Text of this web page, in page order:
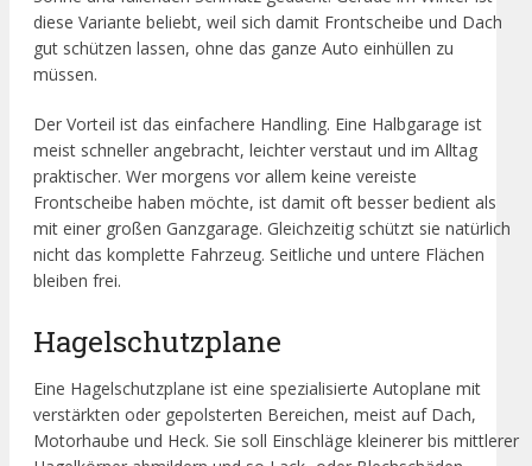
diese Variante beliebt, weil sich damit Frontscheibe und Dach
gut schützen lassen, ohne das ganze Auto einhüllen zu
müssen.
Der Vorteil ist das einfachere Handling. Eine Halbgarage ist
meist schneller angebracht, leichter verstaut und im Alltag
praktischer. Wer morgens vor allem keine vereiste
Frontscheibe haben möchte, ist damit oft besser bedient als
mit einer großen Ganzgarage. Gleichzeitig schützt sie natürlich
nicht das komplette Fahrzeug. Seitliche und untere Flächen
bleiben frei.
Hagelschutzplane
Eine Hagelschutzplane ist eine spezialisierte Autoplane mit
verstärkten oder gepolsterten Bereichen, meist auf Dach,
Motorhaube und Heck. Sie soll Einschläge kleinerer bis mittlerer